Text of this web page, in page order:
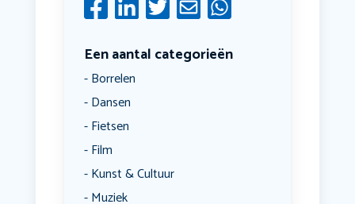
Een aantal categorieën
Borrelen
Dansen
Fietsen
Film
Kunst & Cultuur
Muziek